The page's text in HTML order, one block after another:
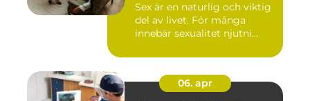
Sex är en naturlig och viktig
del av livet. För många
innebär sexualitet njutni...
06. apr